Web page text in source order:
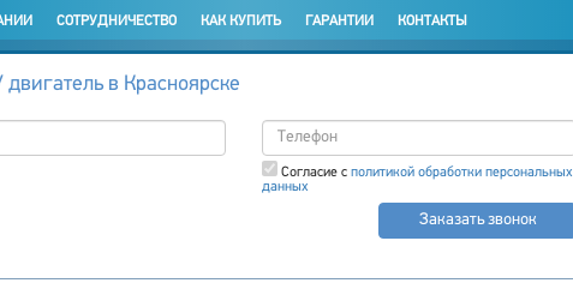
СОТРУДНИЧЕСТВО КАК КУПИТЬ ГАРАНТИИ КОНТАКТЫ
двигатель в Красноярске
Согласие с политикой обработки персональных
данных
Заказать звонок